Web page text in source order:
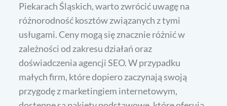
Piekarach Śląskich, warto zwrócić uwagę na
różnorodność kosztów związanych z tymi
usługami. Ceny mogą się znacznie różnić w
zależności od zakresu działań oraz
doświadczenia agencji SEO. W przypadku
małych firm, które dopiero zaczynają swoją
przygodę z marketingiem internetowym,